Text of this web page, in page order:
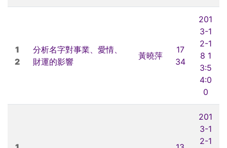
1
2
分析名字對事業、愛情、
財運的影響
黃曉萍
17
34
201
3-1
2-1
8 1
3:5
4:0
0
201
3-1
2-1